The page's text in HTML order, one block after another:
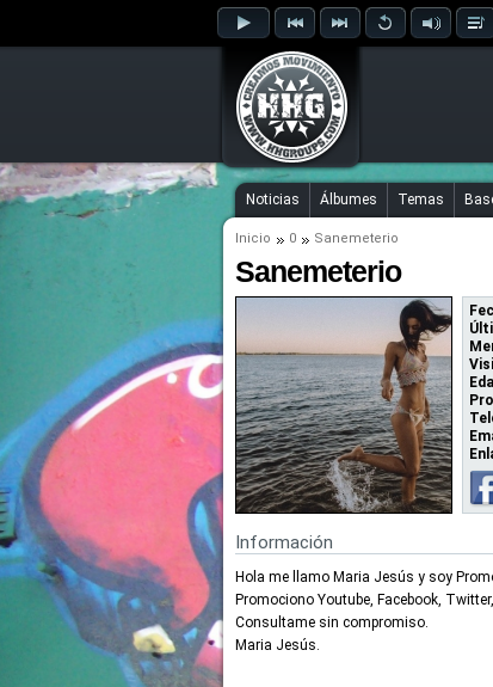
Noticias Álbumes Temas
Inicio 0 Sanemeterio
Sanemeterio
Información
Hola me llamo Maria Jesús y soy
Promociono Youtube, Facebook,
Consultame sin compromiso.
Maria Jesús.